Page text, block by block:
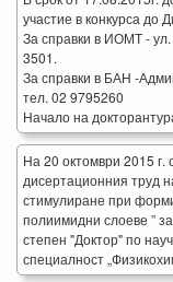
участие в конкурса до
За справки в ИОМТ - ул.
3501.
За справки в БАН -
тел. 02 9795260
Начало на
На 20 октомври 2015
дисертационния труд
стимулиране при
полиимидни слоеве ”
степен "Доктор" по
специалност